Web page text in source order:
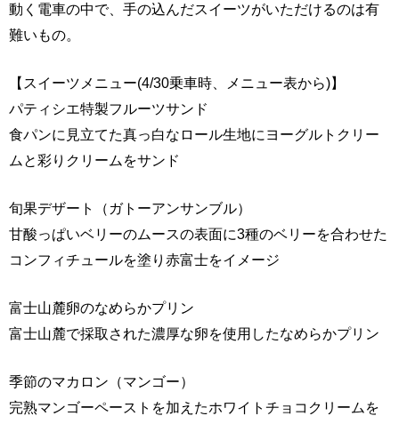
動く電車の中で、手の込んだスイーツがいただけるのは有
難いもの。
【スイーツメニュー(4/30乗車時、メニュー表から)】
パティシエ特製フルーツサンド
食パンに見立てた真っ白なロール生地にヨーグルトクリー
ムと彩りクリームをサンド
旬果デザート（ガトーアンサンブル）
甘酸っぱいベリーのムースの表面に3種のベリーを合わせた
コンフィチュールを塗り赤富士をイメージ
富士山麓卵のなめらかプリン
富士山麓で採取された濃厚な卵を使用したなめらかプリン
季節のマカロン（マンゴー）
完熟マンゴーペーストを加えたホワイトチョコクリームを